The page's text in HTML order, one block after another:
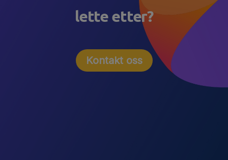
lette etter?
Kontakt oss